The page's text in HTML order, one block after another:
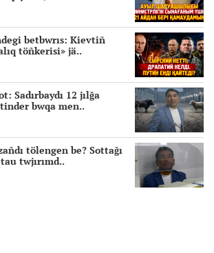
betbwrıs: Kievtiñ
töñkerisi» jä..
Sadırbaydı 12 jılğa
bwqa men..
tölengen be? Sottağı
twjırımd..